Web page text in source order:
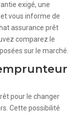
exigé, une
vous informe de
assurance prêt
comparez le
sur le marché.
pour le changer
Cette possibilité